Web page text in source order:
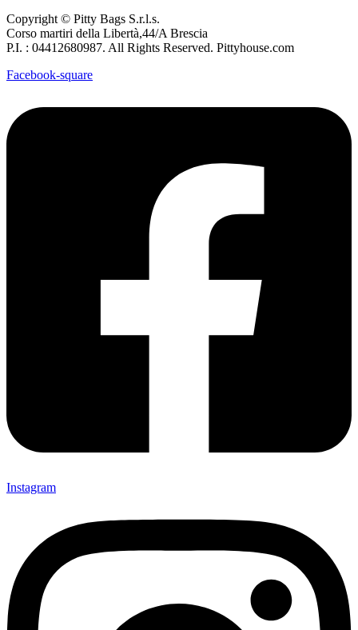
Copyright © Pitty Bags S.r.l.s.
Corso martiri della Libertà,44/A Brescia
P.I. : 04412680987. All Rights Reserved. Pittyhouse.com
Facebook-square
Instagram